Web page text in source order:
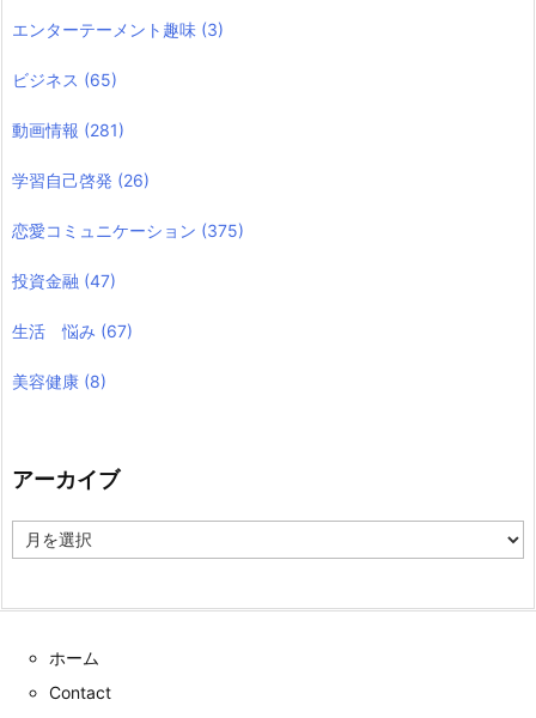
エンターテーメント趣味 (3)
ビジネス (65)
動画情報 (281)
学習自己啓発 (26)
恋愛コミュニケーション (375)
投資金融 (47)
生活 悩み (67)
美容健康 (8)
アーカイブ
ー
ホーム
Contact